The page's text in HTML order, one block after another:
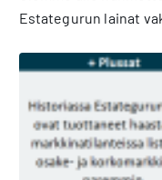
Estategurun lainat